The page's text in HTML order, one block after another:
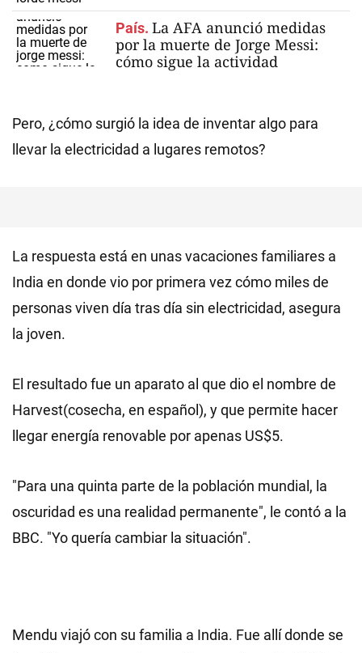
País. La AFA anunció medidas
por la muerte de Jorge Messi:
cómo sigue la actividad
Pero, ¿cómo surgió la idea de inventar algo para
llevar la electricidad a lugares remotos?
La respuesta está en unas vacaciones familiares a
India en donde vio por primera vez cómo miles de
personas viven día tras día sin electricidad, asegura
la joven.
El resultado fue un aparato al que dio el nombre de
Harvest(cosecha, en español), y que permite hacer
llegar energía renovable por apenas US$5.
"Para una quinta parte de la población mundial, la
oscuridad es una realidad permanente", le contó a la
BBC. "Yo quería cambiar la situación".
Mendu viajó con su familia a India. Fue allí donde se